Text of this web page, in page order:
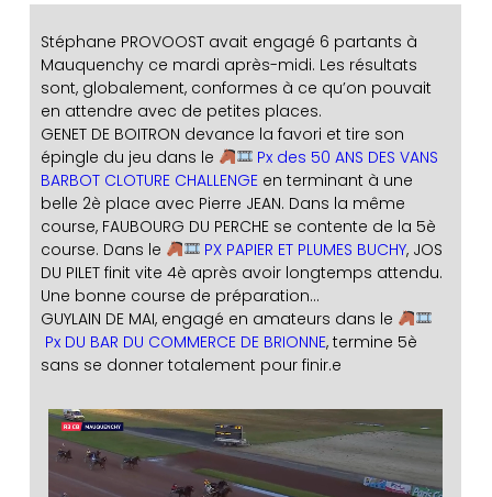
Stéphane PROVOOST avait engagé 6 partants à
Mauquenchy ce mardi après-midi. Les résultats
sont, globalement, conformes à ce qu’on pouvait
en attendre avec de petites places.
GENET DE BOITRON devance la favori et tire son
épingle du jeu dans le
Px des 50 ANS DES VANS
BARBOT CLOTURE CHALLENGEen terminant à une
belle 2è place avec Pierre JEAN. Dans la même
course, FAUBOURG DU PERCHE se contente de la 5è
course. Dans le
PX PAPIER ET PLUMES BUCHY, JOS
DU PILET finit vite 4è après avoir longtemps attendu.
Une bonne course de préparation…
GUYLAIN DE MAI, engagé en amateurs dans le
Px DU BAR DU COMMERCE DE BRIONNE, termine 5è
sans se donner totalement pour finir.e